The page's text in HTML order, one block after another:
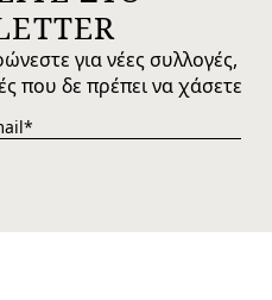
για νέες συλλογές,
που δε πρέπει να χάσετε